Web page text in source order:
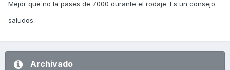
Mejor que no la pases de 7000 durante el rodaje. Es un consejo.
saludos
Archivado